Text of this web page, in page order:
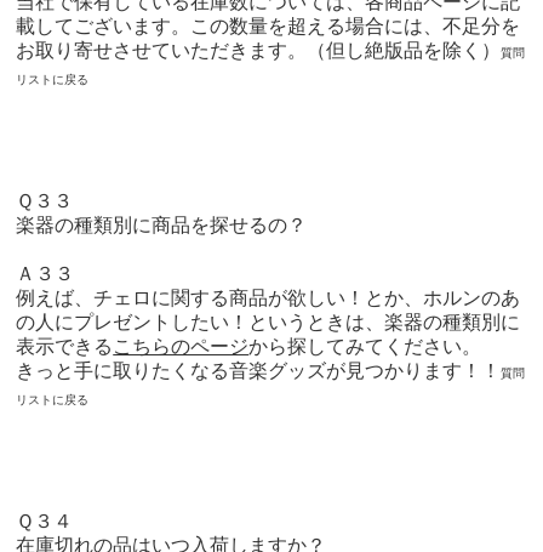
載してございます。この数量を超える場合には、不足分を
お取り寄せさせていただきます。（但し絶版品を除く）質問
リストに戻る
Ｑ３３
楽器の種類別に商品を探せるの？
Ａ３３
例えば、チェロに関する商品が欲しい！とか、ホルンのあ
の人にプレゼントしたい！というときは、楽器の種類別に
表示できる こちらのページから探してみてください。
きっと手に取りたくなる音楽グッズが見つかります！！質問
リストに戻る
Ｑ３４
在庫切れの品はいつ入荷しますか？